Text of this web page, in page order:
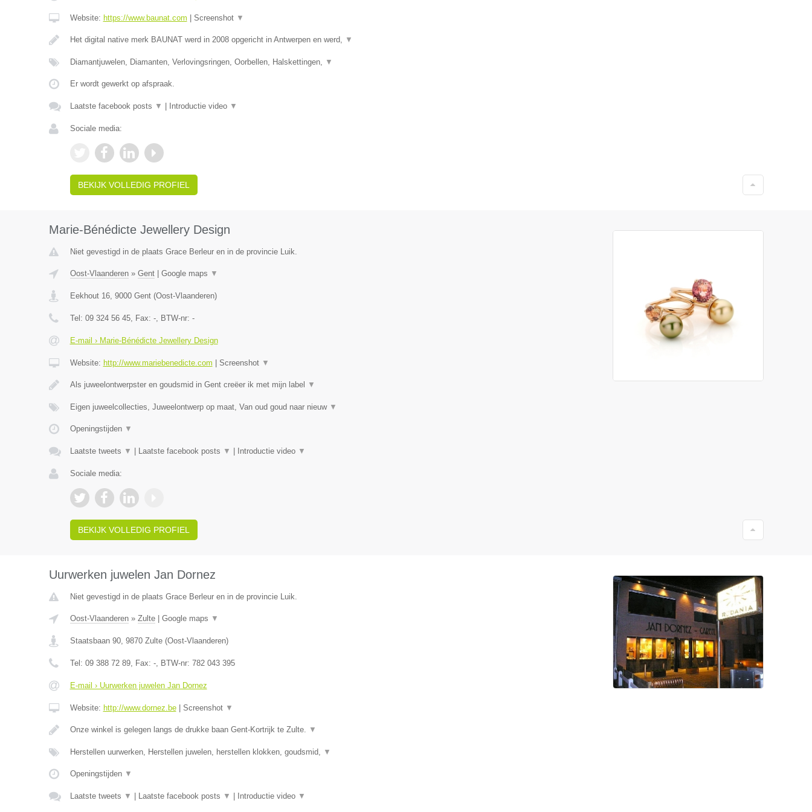
Website: https://www.baunat.com Screenshot ▼
Het digital native merk BAUNAT werd in 2008 opgericht in Antwerpen en werd, ▼
Diamantjuwelen, Diamanten, Verlovingsringen, Oorbellen, Halskettingen, ▼
Er wordt gewerkt op afspraak.
Laatste facebook posts ▼ Introductie video ▼
Sociale media:
BEKIJK VOLLEDIG PROFIEL
Marie-Bénédicte Jewellery Design
Niet gevestigd in de plaats Grace Berleur en in de provincie Luik.
Oost-Vlaanderen» Gent| Google maps ▼
Eekhout 16, 9000 Gent(Oost-Vlaanderen)
Tel: 09 324 56 45, Fax: -, BTW-nr: -
E-mail › Marie-Bénédicte Jewellery Design
Website: http://www.mariebenedicte.com Screenshot ▼
Als juweelontwerpster en goudsmid in Gent creëer ik met mijn label ▼
Eigen juweelcollecties, Juweelontwerp op maat, Van oud goud naar nieuw ▼
Openingstijden ▼
Laatste tweets ▼ Laatste facebook posts ▼ Introductie video ▼
Sociale media:
BEKIJK VOLLEDIG PROFIEL
Uurwerken juwelen Jan Dornez
Niet gevestigd in de plaats Grace Berleur en in de provincie Luik.
Oost-Vlaanderen» Zulte| Google maps ▼
Staatsbaan 90, 9870 Zulte(Oost-Vlaanderen)
Tel: 09 388 72 89, Fax: -, BTW-nr: 782 043 395
E-mail › Uurwerken juwelen Jan Dornez
Website: http://www.dornez.be| Screenshot ▼
Onze winkel is gelegen langs de drukke baan Gent-Kortrijk te Zulte. ▼
Herstellen uurwerken, Herstellen juwelen, herstellen klokken, goudsmid, ▼
Openingstijden ▼
Laatste tweets ▼ Laatste facebook posts ▼ Introductie video ▼